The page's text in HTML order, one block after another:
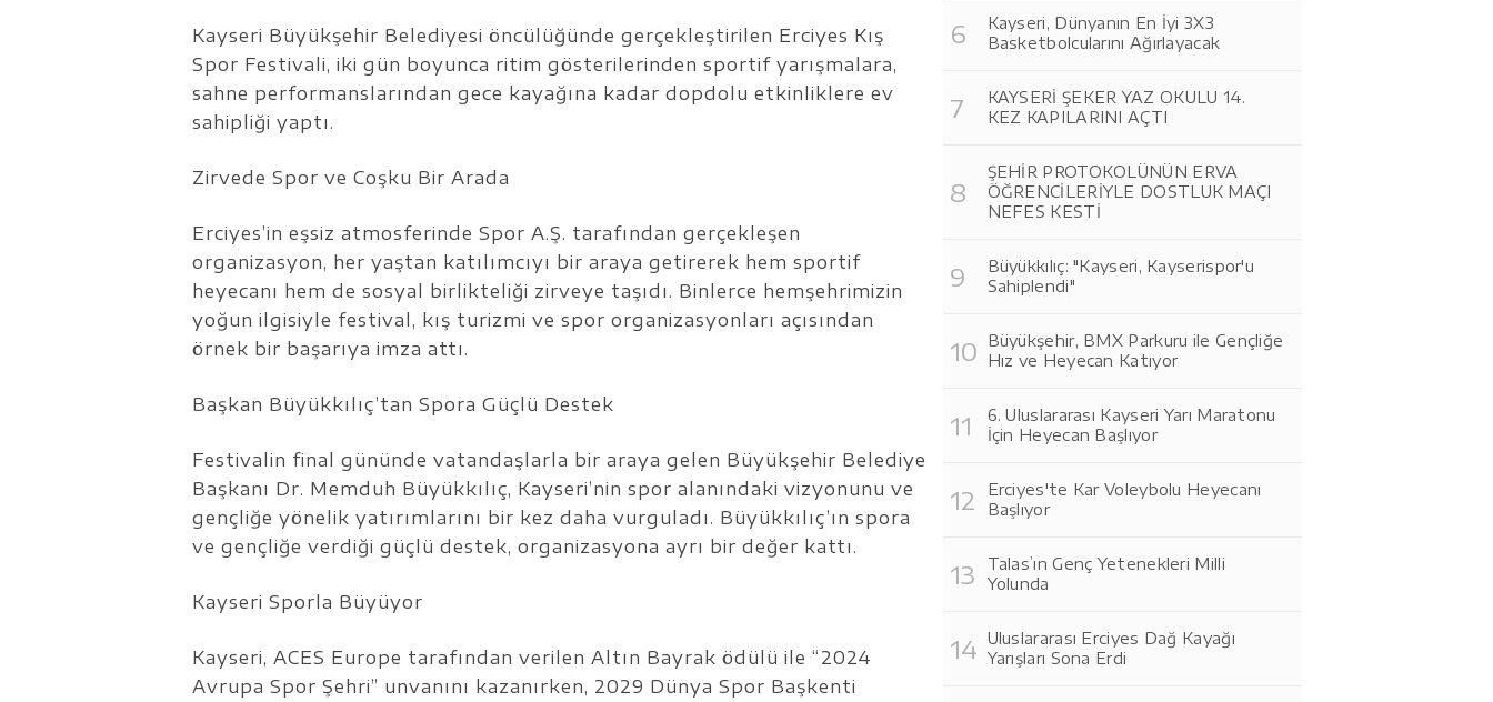
Kayseri Büyükşehir Belediyesi öncülüğünde gerçekleştirilen Erciyes Kış
Spor Festivali, iki gün boyunca ritim gösterilerinden sportif yarışmalara,
sahne performanslarından gece kayağına kadar dopdolu etkinliklere ev
sahipliği yaptı.
Zirvede Spor ve Coşku Bir Arada
Erciyes’in eşsiz atmosferinde Spor A.Ş. tarafından gerçekleşen
organizasyon, her yaştan katılımcıyı bir araya getirerek hem sportif
heyecanı hem de sosyal birlikteliği zirveye taşıdı. Binlerce hemşehrimizin
yoğun ilgisiyle festival, kış turizmi ve spor organizasyonları açısından
örnek bir başarıya imza attı.
Başkan Büyükkılıç’tan Spora Güçlü Destek
Festivalin final gününde vatandaşlarla bir araya gelen Büyükşehir Belediye
Başkanı Dr. Memduh Büyükkılıç, Kayseri’nin spor alanındaki vizyonunu ve
gençliğe yönelik yatırımlarını bir kez daha vurguladı. Büyükkılıç’ın spora
ve gençliğe verdiği güçlü destek, organizasyona ayrı bir değer kattı.
Kayseri Sporla Büyüyor
Kayseri, ACES Europe tarafından verilen Altın Bayrak ödülü ile “2024
Avrupa Spor Şehri” unvanını kazanırken, 2029 Dünya Spor Başkenti
Kayseri, Dünyanın En İyi 3X3
Basketbolcularını Ağırlayacak
KAYSERİ ŞEKER YAZ OKULU 14.
KEZ KAPILARINI AÇTI
ŞEHİR PROTOKOLÜNÜN ERVA
ÖĞRENCİLERİYLE DOSTLUK MAÇI
NEFES KESTİ
Büyükkılıç: "Kayseri, Kayserispor'u
Sahiplendi"
Büyükşehir, BMX Parkuru ile Gençliğe
Hız ve Heyecan Katıyor
6. Uluslararası Kayseri Yarı Maratonu
İçin Heyecan Başlıyor
Erciyes'te Kar Voleybolu Heyecanı
Başlıyor
Talas’ın Genç Yetenekleri Milli
Yolunda
Uluslararası Erciyes Dağ Kayağı
Yarışları Sona Erdi